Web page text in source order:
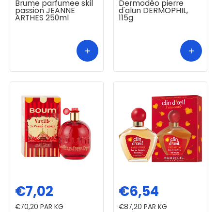
Brume parfumee skil
passion JEANNE
ARTHES 250ml
Dermodéo pierre
d'alun DERMOPHIL,
115g
€7,02
€70,20 PAR KG
€6,54
€87,20 PAR KG